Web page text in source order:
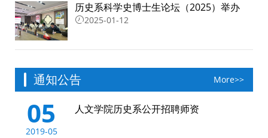
历史系科学史博士生论坛（2025）举办
2025-01-12
通知公告 More>>
05
2019-05
人文学院历史系公开招聘师资